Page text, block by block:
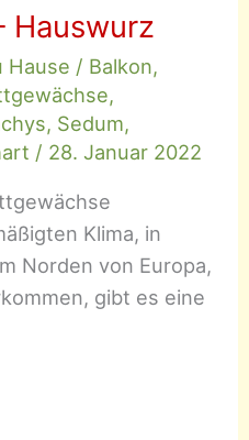
Hauswurz
Hause / Balkon,
,
, Sedum,
/ 28. Januar 2022
Klima, in
Norden von Europa,
gibt es eine